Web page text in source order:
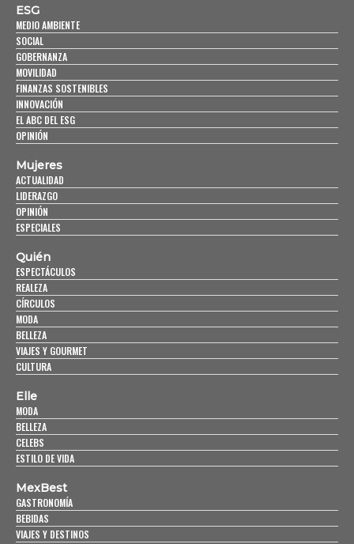
ESG
MEDIO AMBIENTE
SOCIAL
GOBERNANZA
MOVILIDAD
FINANZAS SOSTENIBLES
INNOVACIÓN
EL ABC DEL ESG
OPINIÓN
Mujeres
ACTUALIDAD
LIDERAZGO
OPINIÓN
ESPECIALES
Quién
ESPECTÁCULOS
REALEZA
CÍRCULOS
MODA
BELLEZA
VIAJES Y GOURMET
CULTURA
Elle
MODA
BELLEZA
CELEBS
ESTILO DE VIDA
MexBest
GASTRONOMÍA
BEBIDAS
VIAJES Y DESTINOS